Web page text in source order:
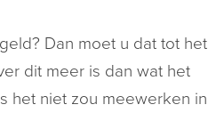
Dan moet u dat tot het
dit meer is dan wat het
het niet zou meewerken in